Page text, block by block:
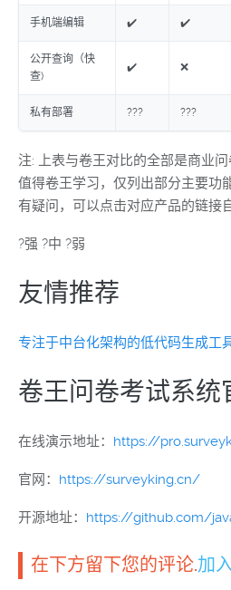
手机端编辑 ✔️ ✔️
公开查询（快
查)
✔️ ❌
私有部署 ??? ???
注: 上表与卷王对比的全部是商业
值得卷王学习，仅列出部分主要功
有疑问，可以点击对应产品的链接
?强 ?中 ?弱
友情推荐
专注于中台化架构的低代码生成工
卷王问卷考试系统
在线演示地址： https://
官网： https://surveyking.cn/
开源地址： https://github.com/
在下方留下您的评论.加